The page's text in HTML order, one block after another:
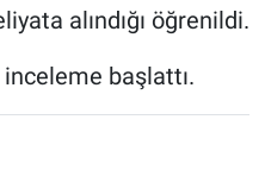
alındığı öğrenildi.
başlattı.